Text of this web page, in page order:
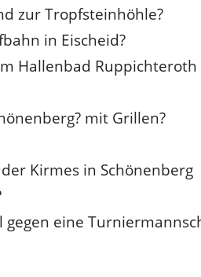
zur Tropfsteinhöhle?
in Eischeid?
Hallenbad Ruppichteroth
mit Grillen?
Kirmes in Schönenberg
eine